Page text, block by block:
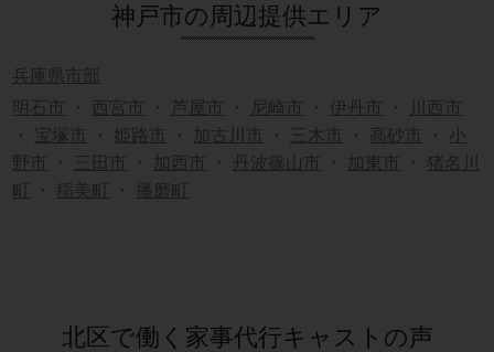
神戸市の周辺提供エリア
兵庫県市部
明石市
・ 西宮市 ・ 芦屋市 ・ 尼崎市 ・ 伊丹市 ・
川西市
・ 宝塚市 ・ 姫路市 ・ 加古川市 ・ 三木市 ・ 高砂市 ・ 小
野市
・ 三田市 ・ 加西市 ・ 丹波篠山市 ・ 加東市 ・ 猪名川
町
・ 稲美町 ・ 播磨町
北区で働く家事代行キャストの声